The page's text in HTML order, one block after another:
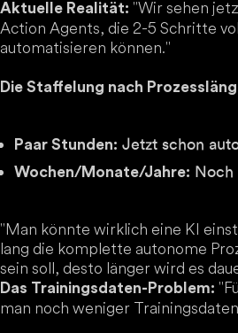
Aktuelle Realität: "Wir sehen
Action Agents, die 2-5 Schritte
automatisieren können."
Die Staffelung nach
Paar Stunden: Jetzt schon
Wochen/Monate/Jahre:
"Man könnte wirklich eine KI
lang die komplette autonome
sein soll, desto länger wird es
Das Trainingsdaten-Problem:
man noch weniger